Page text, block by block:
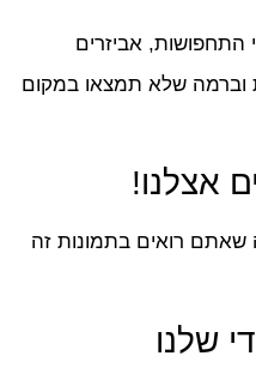
התחפושות, אביזרים
וברמה שלא תמצאו במקום
אצלנו!
שאתם רואים בתמונות זה
שלנו